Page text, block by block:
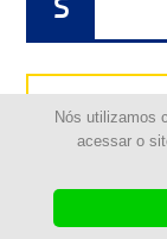
Nós utilizamos
acessar o